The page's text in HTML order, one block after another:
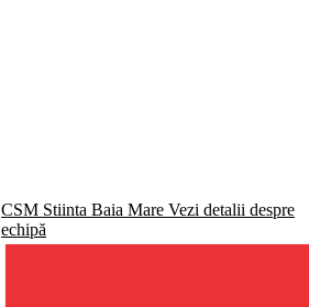
CSM Stiinta Baia Mare Vezi detalii despre
echipă